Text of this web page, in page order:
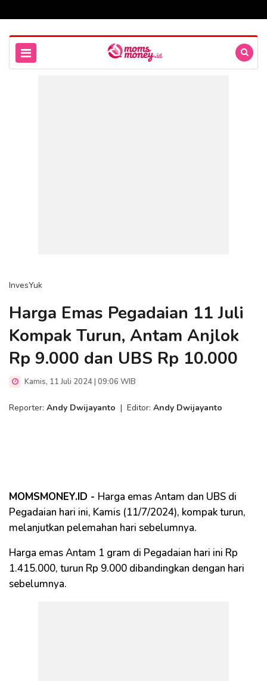
InvesYuk
Harga Emas Pegadaian 11 Juli
Kompak Turun, Antam Anjlok
Rp 9.000 dan UBS Rp 10.000
Kamis, 11 Juli 2024 | 09:06 WIB
Reporter: Andy Dwijayanto | Editor: Andy Dwijayanto
MOMSMONEY.ID - Harga emas Antam dan UBS di
Pegadaian hari ini, Kamis (11/7/2024), kompak turun,
melanjutkan pelemahan hari sebelumnya.
Harga emas Antam 1 gram di Pegadaian hari ini Rp
1.415.000, turun Rp 9.000 dibandingkan dengan hari
sebelumnya.